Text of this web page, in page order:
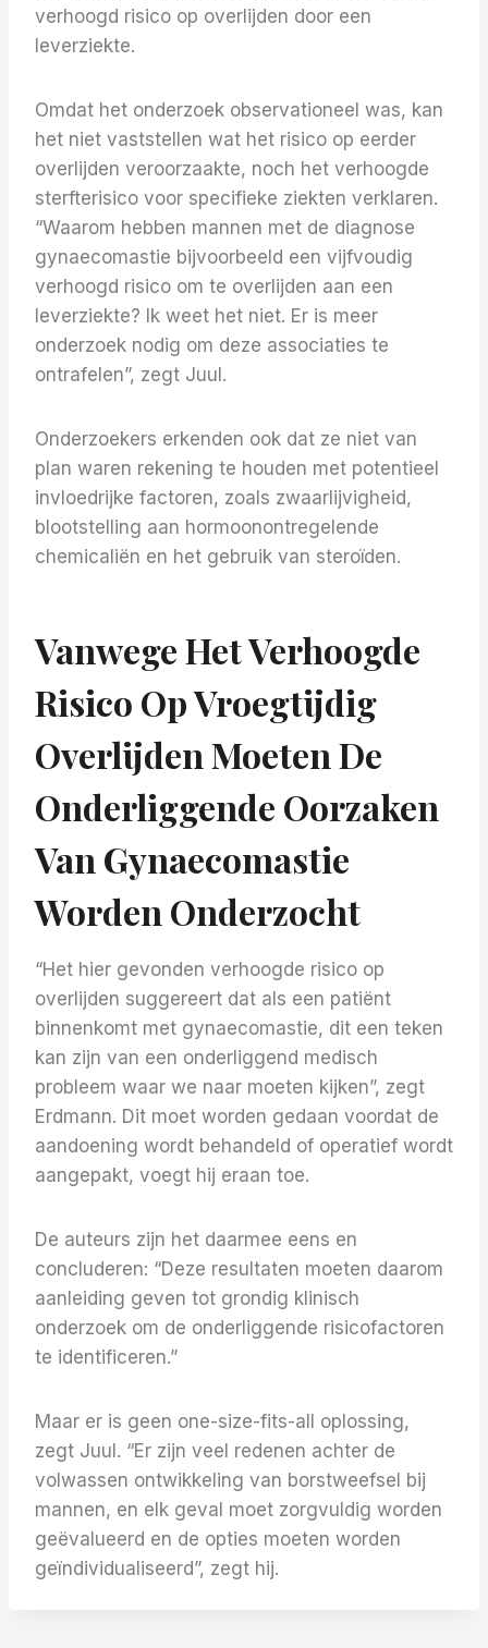
verhoogd risico op overlijden door een
leverziekte.
Omdat het onderzoek observationeel was, kan
het niet vaststellen wat het risico op eerder
overlijden veroorzaakte, noch het verhoogde
sterfterisico voor specifieke ziekten verklaren.
“Waarom hebben mannen met de diagnose
gynaecomastie bijvoorbeeld een vijfvoudig
verhoogd risico om te overlijden aan een
leverziekte? Ik weet het niet. Er is meer
onderzoek nodig om deze associaties te
ontrafelen”, zegt Juul.
Onderzoekers erkenden ook dat ze niet van
plan waren rekening te houden met potentieel
invloedrijke factoren, zoals zwaarlijvigheid,
blootstelling aan hormoonontregelende
chemicaliën en het gebruik van steroïden.
Vanwege Het Verhoogde
Risico Op Vroegtijdig
Overlijden Moeten De
Onderliggende Oorzaken
Van Gynaecomastie
Worden Onderzocht
“Het hier gevonden verhoogde risico op
overlijden suggereert dat als een patiënt
binnenkomt met gynaecomastie, dit een teken
kan zijn van een onderliggend medisch
probleem waar we naar moeten kijken”, zegt
Erdmann. Dit moet worden gedaan voordat de
aandoening wordt behandeld of operatief wordt
aangepakt, voegt hij eraan toe.
De auteurs zijn het daarmee eens en
concluderen: “Deze resultaten moeten daarom
aanleiding geven tot grondig klinisch
onderzoek om de onderliggende risicofactoren
te identificeren.”
Maar er is geen one-size-fits-all oplossing,
zegt Juul. “Er zijn veel redenen achter de
volwassen ontwikkeling van borstweefsel bij
mannen, en elk geval moet zorgvuldig worden
geëvalueerd en de opties moeten worden
geïndividualiseerd”, zegt hij.